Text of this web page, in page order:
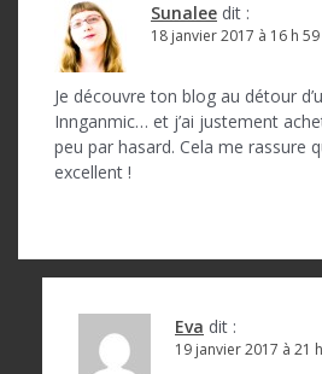
Sunalee dit :
18 janvier 2017 à 16 h
Je découvre ton blog au détour
Innganmic… et j’ai justement
peu par hasard. Cela me rassure
excellent !
Eva dit :
19 janvier 2017 à 21